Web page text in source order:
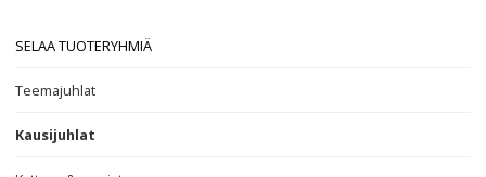
SELAA TUOTERYHMIÄ
Teemajuhlat
Kausijuhlat